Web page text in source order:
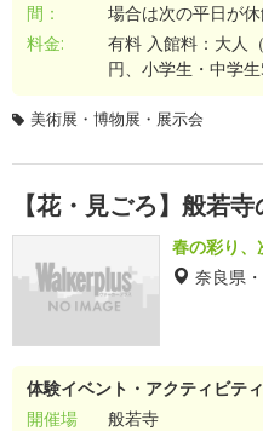
間：
場合は次の平日が休
料金:
有料 入館料：大人
円、小学生・中学
美術展・博物展・展示会
【花・見ごろ】般若
春の彩り、
奈良県
体験イベント・アクティビテ
開催場
般若寺